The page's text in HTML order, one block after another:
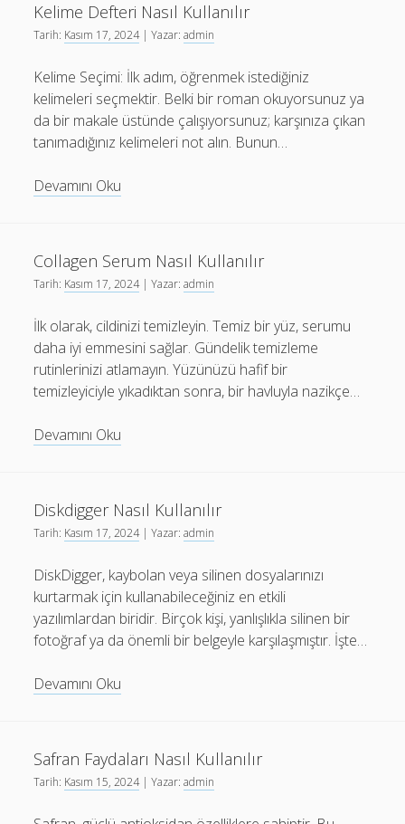
Ideas
for
Group
Photos
Kelime Defteri Nasıl Kullanılır
Tarih: Kasım 17, 2024| Yazar:admin
Kelime Seçimi: İlk adım, öğrenmek istediğiniz
kelimeleri seçmektir. Belki bir roman okuyorsunuz ya
da bir makale üstünde çalışıyorsunuz; karşınıza çıkan
tanımadığınız kelimeleri not alın. Bunun…
Devamını Oku
Collagen Serum Nasıl Kullanılır
Tarih: Kasım 17, 2024| Yazar:admin
İlk olarak, cildinizi temizleyin. Temiz bir yüz, serumu
daha iyi emmesini sağlar. Gündelik temizleme
rutinlerinizi atlamayın. Yüzünüzü hafif bir
temizleyiciyle yıkadıktan sonra, bir havluyla nazikçe…
Devamını Oku
Kullanılır
Diskdigger Nasıl Kullanılır
Tarih: Kasım 17, 2024| Yazar:admin
DiskDigger, kaybolan veya silinen dosyalarınızı
kurtarmak için kullanabileceğiniz en etkili
yazılımlardan biridir. Birçok kişi, yanlışlıkla silinen bir
fotoğraf ya da önemli bir belgeyle karşılaşmıştır. İşte…
Devamını Oku
Safran Faydaları Nasıl Kullanılır
Tarih: Kasım 15, 2024| Yazar:admin